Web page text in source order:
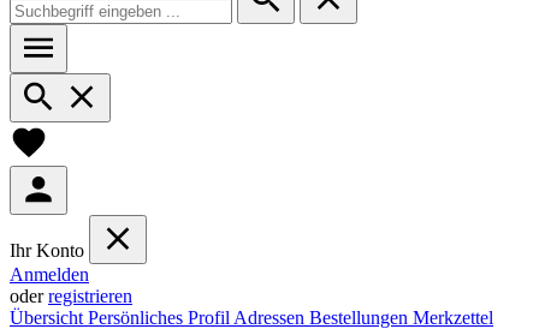
Ihr Konto
Anmelden
oderregistrieren
Übersicht Persönliches Profil Adressen Bestellungen Merkzettel